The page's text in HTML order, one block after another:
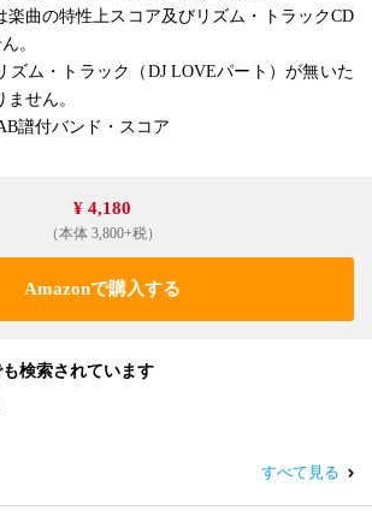
楽曲の特性上スコア及びリズム・トラックCD
。
ム・トラック（DJ LOVEパート）が無いた
せん。
譜付バンド・スコア
¥ 4,180
（本体 3,800+税）
Amazonで購入する
検索されています
すべて見る